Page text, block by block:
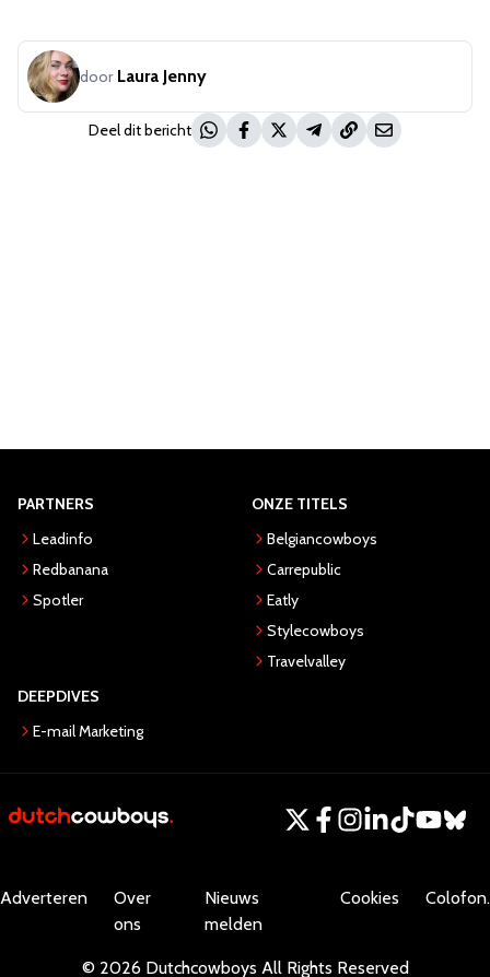
door Laura Jenny
Deel dit bericht
PARTNERS
Leadinfo
Redbanana
Spotler
ONZE TITELS
Belgiancowboys
Carrepublic
Eatly
Stylecowboys
Travelvalley
DEEPDIVES
E-mail Marketing
Adverteren
Over
ons
Nieuws
melden
Cookies Colofon.
© 2026 Dutchcowboys All Rights Reserved